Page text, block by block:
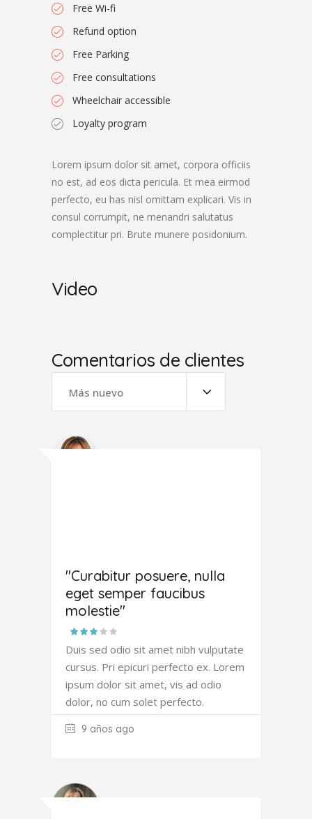
Free Wi-fi
Refund option
Free Parking
Free consultations
Wheelchair accessible
Loyalty program
Lorem ipsum dolor sit amet, corpora officiis
no est, ad eos dicta pericula. Et mea eirmod
perfecto, eu has nisl omittam explicari. Vis in
consul corrumpit, ne menandri salutatus
complectitur pri. Brute munere posidonium.
Video
Comentarios de clientes
Más nuevo
"Curabitur posuere, nulla
eget semper faucibus
molestie"
Duis sed odio sit amet nibh vulputate
cursus. Pri epicuri perfecto ex. Lorem
ipsum dolor sit amet, vis ad odio
dolor, no cum solet perfecto.
9 años ago